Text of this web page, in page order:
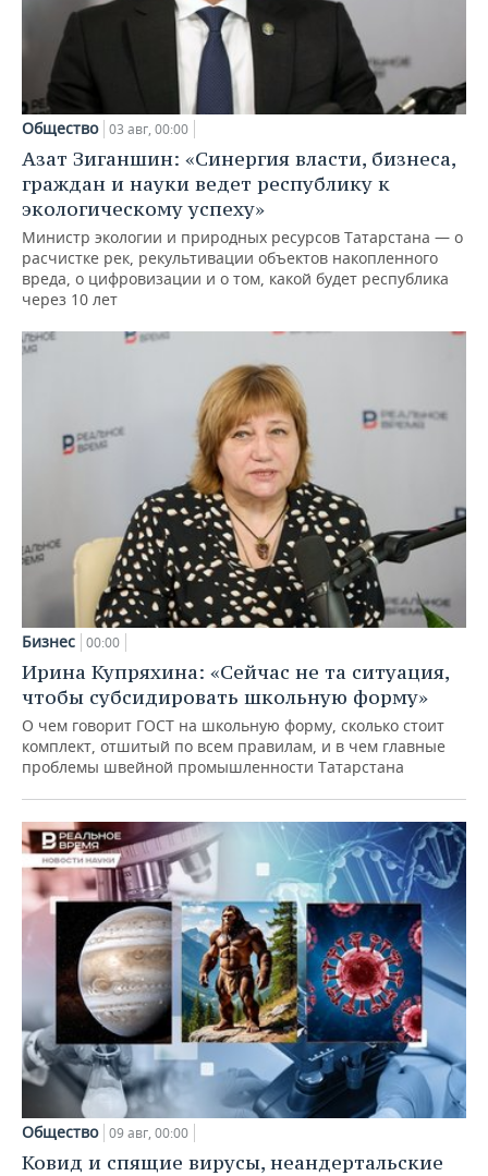
Общество 03 авг, 00:00
Азат Зиганшин: «Синергия власти, бизнеса,
граждан и науки ведет республику к
экологическому успеху»
Министр экологии и природных ресурсов Татарстана — о
расчистке рек, рекультивации объектов накопленного
вреда, о цифровизации и о том, какой будет республика
через 10 лет
Бизнес 00:00
Ирина Купряхина: «Сейчас не та ситуация,
чтобы субсидировать школьную форму»
О чем говорит ГОСТ на школьную форму, сколько стоит
комплект, отшитый по всем правилам, и в чем главные
проблемы швейной промышленности Татарстана
Общество 09 авг, 00:00
Ковид и спящие вирусы, неандертальские